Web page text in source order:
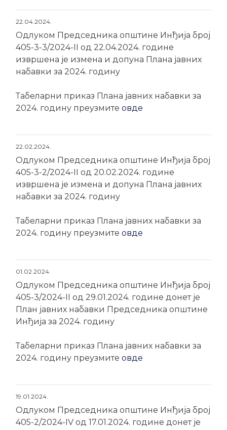
22.04.2024.
Одлуком Председника општине Инђија број
405-3-3/2024-II од 22.04.2024. године
извршена је измена и допуна Плана јавних
набавки за 2024. годину
Табеларни приказ Плана јавних набавки за
2024. годину преузмите овде
22.02.2024.
Одлуком Председника општине Инђија број
405-3-2/2024-II од 20.02.2024. године
извршена је измена и допуна Плана јавних
набавки за 2024. годину
Табеларни приказ Плана јавних набавки за
2024. годину преузмите овде
01.02.2024.
Одлуком Председника општине Инђија број
405-3/2024-II од 29.01.2024. године донет је
План јавних набавки Председника општине
Инђија за 2024. годину
Табеларни приказ Плана јавних набавки за
2024. годину преузмите овде
19.01.2024.
Одлуком Председника општине Инђија број
405-2/2024-IV од 17.01.2024. године донет је